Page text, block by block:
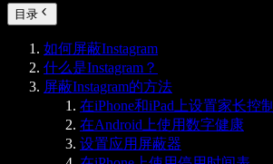
目录
如何屏蔽Instagram
什么是Instagram？
屏蔽Instagram的方法
在iPhone和iPad上设置家长控制
在Android上使用数字健康
设置应用屏蔽器